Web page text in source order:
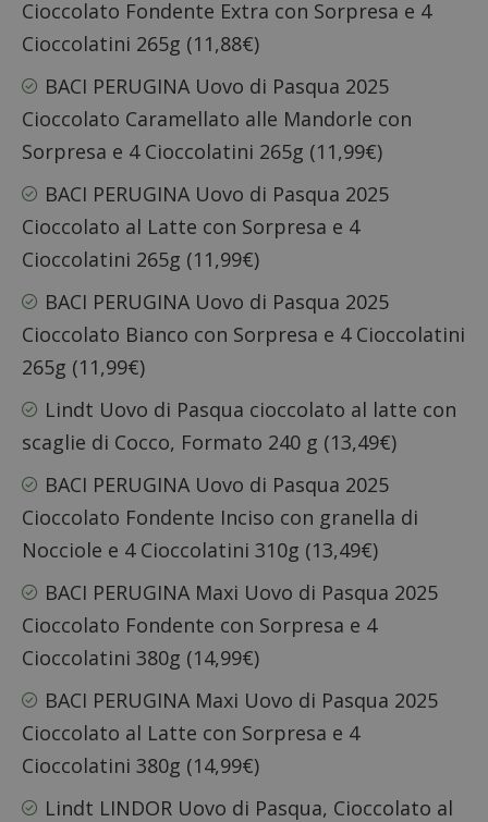
Cioccolato Fondente Extra con Sorpresa e 4
Cioccolatini 265g (11,88€)
BACI PERUGINA Uovo di Pasqua 2025
Cioccolato Caramellato alle Mandorle con
Sorpresa e 4 Cioccolatini 265g (11,99€)
BACI PERUGINA Uovo di Pasqua 2025
Cioccolato al Latte con Sorpresa e 4
Cioccolatini 265g (11,99€)
BACI PERUGINA Uovo di Pasqua 2025
Cioccolato Bianco con Sorpresa e 4 Cioccolatini
265g (11,99€)
Lindt Uovo di Pasqua cioccolato al latte con
scaglie di Cocco, Formato 240 g (13,49€)
BACI PERUGINA Uovo di Pasqua 2025
Cioccolato Fondente Inciso con granella di
Nocciole e 4 Cioccolatini 310g (13,49€)
BACI PERUGINA Maxi Uovo di Pasqua 2025
Cioccolato Fondente con Sorpresa e 4
Cioccolatini 380g (14,99€)
BACI PERUGINA Maxi Uovo di Pasqua 2025
Cioccolato al Latte con Sorpresa e 4
Cioccolatini 380g (14,99€)
Lindt LINDOR Uovo di Pasqua, Cioccolato al